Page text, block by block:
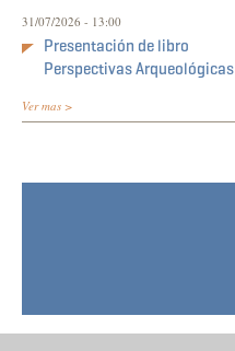
31/07/2026 - 13:00
Presentación de libro
Perspectivas Arqueológicas
Ver mas >